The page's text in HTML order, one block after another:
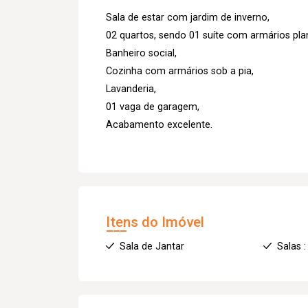
Sala de estar com jardim de inverno,
02 quartos, sendo 01 suíte com armários
Banheiro social,
Cozinha com armários sob a pia,
Lavanderia,
01 vaga de garagem,
Acabamento excelente.
Itens do Imóvel
Sala de Jantar Salas :